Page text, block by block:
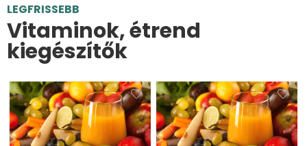
LEGFRISSEBB
Vitaminok, étrend
kiegészítők